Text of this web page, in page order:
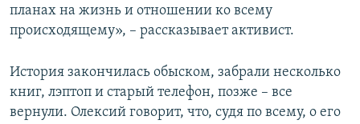
планах на жизнь и отношении ко всему
происходящему», – рассказывает активист.
История закончилась обыском, забрали несколько
книг, лэптоп и старый телефон, позже – все
вернули. Олексий говорит, что, судя по всему, о его